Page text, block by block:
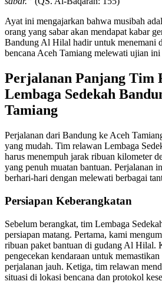
Ayat ini mengajarkan bahwa musibah
orang yang sabar akan mendapat kabar
Bandung Al Hilal hadir untuk menemani
bencana Aceh Tamiang melewati ujian ini
Perjalanan Panjang Tim
Lembaga Sedekah
Tamiang
Perjalanan dari Bandung ke Aceh
yang mudah. Tim relawan Lembaga
harus menempuh jarak ribuan kilometer
yang penuh muatan bantuan. Perjalanan
berhari-hari dengan melewati berbagai
Persiapan Keberangkatan
Sebelum berangkat, tim Lembaga
persiapan matang. Pertama, kami
ribuan paket bantuan di gudang Al Hilal.
pengecekan kendaraan untuk
perjalanan jauh. Ketiga, tim relawan
situasi di lokasi bencana dan protokol